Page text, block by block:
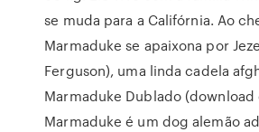
se muda para a Califórnia. Ao
Marmaduke se apaixona por
Ferguson), uma linda cadela
Marmaduke Dublado (download
Marmaduke é um dog alemão